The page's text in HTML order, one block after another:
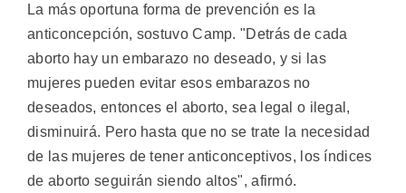
La más oportuna forma de prevención es la
anticoncepción, sostuvo Camp. "Detrás de cada
aborto hay un embarazo no deseado, y si las
mujeres pueden evitar esos embarazos no
deseados, entonces el aborto, sea legal o ilegal,
disminuirá. Pero hasta que no se trate la necesidad
de las mujeres de tener anticonceptivos, los índices
de aborto seguirán siendo altos", afirmó.